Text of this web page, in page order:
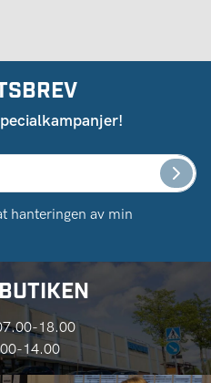
hanteringen av min
18.00
14.00